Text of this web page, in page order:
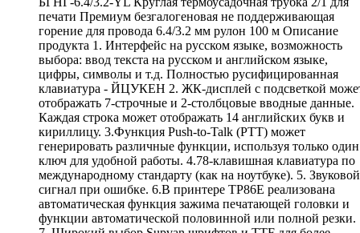
печати Премиум безгалогеновая не поддерживающая
горение для провода 6.4/3.2 мм рулон 100 м Описание
продукта 1. Интерфейс на русском языке, возможность
выбора: ввод текста на русском и английском языке,
цифры, символы и т.д. Полностью русифицированная
клавиатура - ЙЦУКЕН 2. ЖК-дисплей с подсветкой
отображать 7-строчные и 2-столбцовые вводные данные.
Каждая строка может отображать 14 английских букв и
кириллицу. 3.Функция Push-to-Talk (PTT) может
генерировать различные функции, используя только один
ключ для удобной работы. 4.78-клавишная клавиатура по
международному стандарту (как на ноутбуке). 5. Звуковой
сигнал при ошибке. 6.В принтере TP86E реализована
автоматическая функция зажима печатающей головки и
функции автоматической половинной или полной резки.